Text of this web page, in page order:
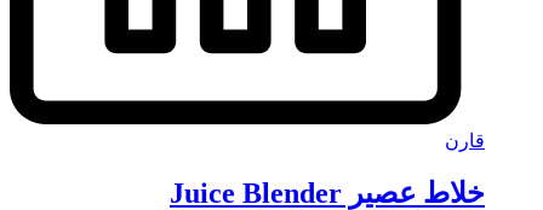
قارن
خلاط عصير Juice Blender